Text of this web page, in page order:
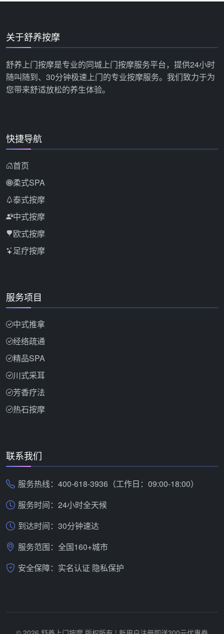
关于舒养按摩
舒养上门按摩是专业的同城上门按摩服务平台，提供24小时
随叫随到、30分钟极速上门的专业按摩服务。我们致力于为
您带来舒适放松的养生体验。
快捷导航
首页
柔式SPA
泰式按摩
中式按摩
欧式按摩
足疗按摩
服务项目
中式推拿
经络疏通
精品SPA
川式采耳
芳香疗法
热石按摩
联系我们
服务热线：400-618-3936（工作日：09:00-18:00）
服务时间：24小时全天候
到达时间：30分钟速达
服务范围：全国160+城市
安全保障：实名认证 隐私保护